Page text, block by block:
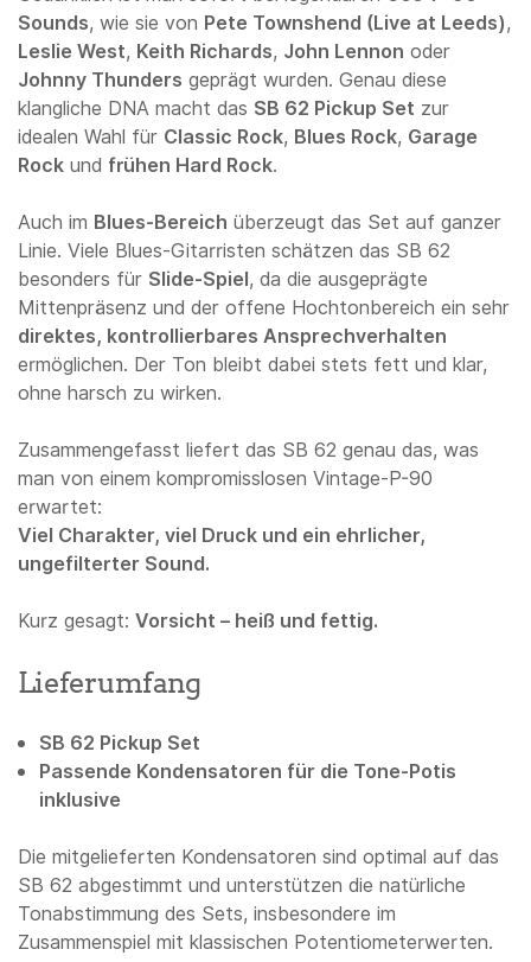
Sounds, wie sie von Pete Townshend (Live at Leeds),
Leslie West, Keith Richards, John Lennon oder
Johnny Thunders geprägt wurden. Genau diese
klangliche DNA macht das SB 62 Pickup Set zur
idealen Wahl für Classic Rock, Blues Rock, Garage
Rock und frühen Hard Rock.
Auch im Blues-Bereich überzeugt das Set auf ganzer
Linie. Viele Blues-Gitarristen schätzen das SB 62
besonders für Slide-Spiel, da die ausgeprägte
Mittenpräsenz und der offene Hochtonbereich ein sehr
direktes, kontrollierbares Ansprechverhalten
ermöglichen. Der Ton bleibt dabei stets fett und klar,
ohne harsch zu wirken.
Zusammengefasst liefert das SB 62 genau das, was
man von einem kompromisslosen Vintage-P-90
erwartet:
Viel Charakter, viel Druck und ein ehrlicher,
ungefilterter Sound.
Kurz gesagt: Vorsicht – heiß und fettig.
Lieferumfang
SB 62 Pickup Set
Passende Kondensatoren für die Tone-Potis
inklusive
Die mitgelieferten Kondensatoren sind optimal auf das
SB 62 abgestimmt und unterstützen die natürliche
Tonabstimmung des Sets, insbesondere im
Zusammenspiel mit klassischen Potentiometerwerten.